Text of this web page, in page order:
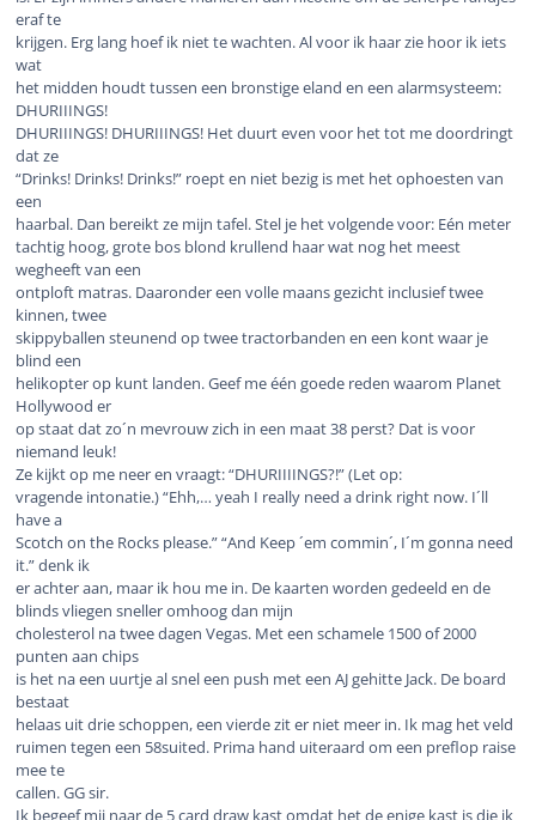
eraf te
krijgen. Erg lang hoef ik niet te wachten. Al voor ik haar zie hoor ik iets
wat
het midden houdt tussen een bronstige eland en een alarmsysteem:
DHURIIINGS!
DHURIIINGS! DHURIIINGS! Het duurt even voor het tot me doordringt
dat ze
“Drinks! Drinks! Drinks!” roept en niet bezig is met het ophoesten van
een
haarbal. Dan bereikt ze mijn tafel. Stel je het volgende voor: Eén meter
tachtig hoog, grote bos blond krullend haar wat nog het meest
wegheeft van een
ontploft matras. Daaronder een volle maans gezicht inclusief twee
kinnen, twee
skippyballen steunend op twee tractorbanden en een kont waar je
blind een
helikopter op kunt landen. Geef me één goede reden waarom Planet
Hollywood er
op staat dat zo´n mevrouw zich in een maat 38 perst? Dat is voor
niemand leuk!
Ze kijkt op me neer en vraagt: “DHURIIIINGS?!” (Let op:
vragende intonatie.) “Ehh,… yeah I really need a drink right now. I´ll
have a
Scotch on the Rocks please.” “And Keep ´em commin´, I´m gonna need
it.” denk ik
er achter aan, maar ik hou me in. De kaarten worden gedeeld en de
blinds vliegen sneller omhoog dan mijn
cholesterol na twee dagen Vegas. Met een schamele 1500 of 2000
punten aan chips
is het na een uurtje al snel een push met een AJ gehitte Jack. De board
bestaat
helaas uit drie schoppen, een vierde zit er niet meer in. Ik mag het veld
ruimen tegen een 58suited. Prima hand uiteraard om een preflop raise
mee te
callen. GG sir.
Ik begeef mij naar de 5 card draw kast omdat het de enige kast is die ik